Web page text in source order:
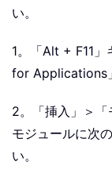
い。
1。「Alt + F11
for Applications
2。「挿入」＞
モジュールに次
い。